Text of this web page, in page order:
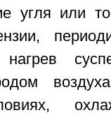
угля или
нагрев